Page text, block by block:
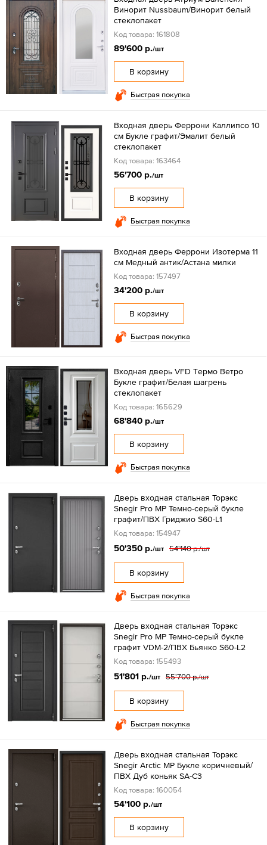
Винорит Nussbaum/Винорит белый
стеклопакет
Код товара: 161808
89'600 р./шт
В корзину
Быстрая покупка
Входная дверь Феррони Каллипсо 10
см Букле графит/Эмалит белый
стеклопакет
Код товара: 163464
56'700 р./шт
В корзину
Быстрая покупка
Входная дверь Феррони Изотерма 11
см Медный антик/Астана милки
Код товара: 157497
34'200 р./шт
В корзину
Быстрая покупка
Входная дверь VFD Tермо Ветро
Букле графит/Белая шагрень
стеклопакет
Код товара: 165629
68'840 р./шт
В корзину
Быстрая покупка
Дверь входная стальная Торэкс
Snegir Pro MP Темно-серый букле
графит/ПВХ Гриджио S60-L1
Код товара: 154947
50'350 р./шт 54'140 р./шт
В корзину
Быстрая покупка
Дверь входная стальная Торэкс
Snegir Pro MP Темно-серый букле
графит VDM-2/ПВХ Бьянко S60-L2
Код товара: 155493
51'801 р./шт 55'700 р./шт
В корзину
Быстрая покупка
Дверь входная стальная Торэкс
Snegir Arctic МР Букле коричневый/
ПВХ Дуб коньяк SA-С3
Код товара: 160054
54'100 р./шт
В корзину